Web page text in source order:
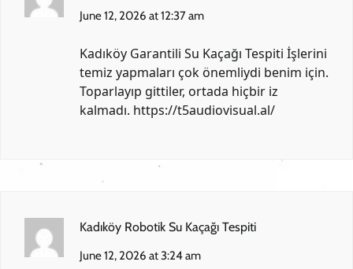
June 12, 2026 at 12:37 am
Kadıköy Garantili Su Kaçağı Tespiti İşlerini
temiz yapmaları çok önemliydi benim için.
Toparlayıp gittiler, ortada hiçbir iz
kalmadı. https://t5audiovisual.al/
Kadıköy Robotik Su Kaçağı Tespiti
June 12, 2026 at 3:24 am